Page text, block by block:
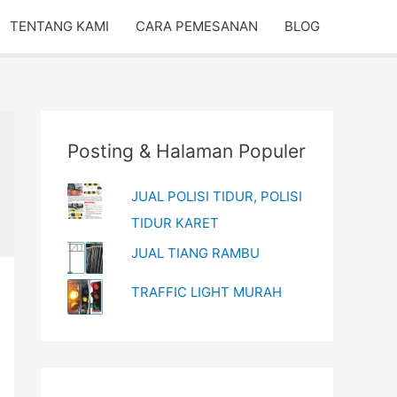
TENTANG KAMI CARA PEMESANAN BLOG
Posting & Halaman Populer
JUAL POLISI TIDUR, POLISI
TIDUR KARET
JUAL TIANG RAMBU
TRAFFIC LIGHT MURAH